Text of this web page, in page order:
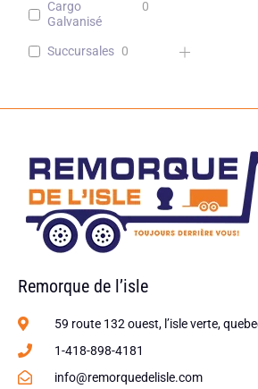
Cargo
Galvanisé
0
Succursales 0
Remorque de l’isle
59 route 132 ouest, l’isle verte,
1-418-898-4181
info@remorquedelisle.com